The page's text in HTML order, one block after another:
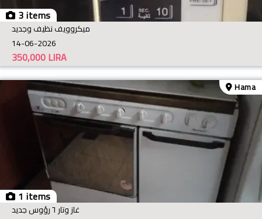
3 items
ميكروويف نظيف وجديد
14-06-2026
LIRA
350,000
1 items
Hama
غاز وتار ٦ رؤوس جديد